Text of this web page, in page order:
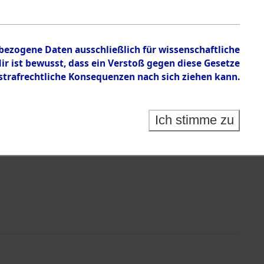
Daten ausschließlich für wissenschaftliche
bewusst, dass ein Verstoß gegen diese Gesetze
Konsequenzen nach sich ziehen kann.
Ich stimme zu